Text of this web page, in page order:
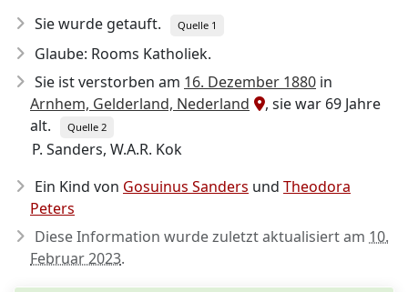
Sie wurde getauft.
Quelle 1
Glaube: Rooms Katholiek.
Sie ist verstorben am 16. Dezember 1880 in
Arnhem, Gelderland, Nederland
, sie war 69 Jahre
alt.
Quelle 2
P. Sanders, W.A.R. Kok
Ein Kind von Gosuinus Sanders und Theodora
Peters
Diese Information wurde zuletzt aktualisiert am 10.
Februar 2023.